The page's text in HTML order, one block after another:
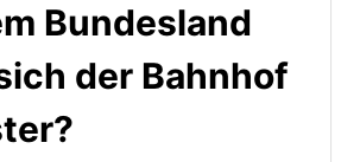
Bundesland
der Bahnhof